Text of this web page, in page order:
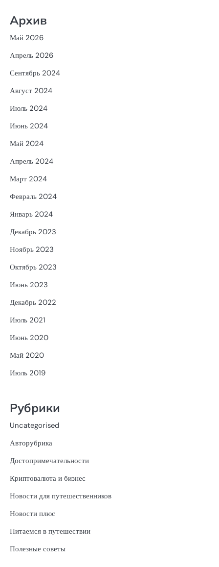
Архив
Май 2026
Апрель 2026
Сентябрь 2024
Август 2024
Июль 2024
Июнь 2024
Май 2024
Апрель 2024
Март 2024
Февраль 2024
Январь 2024
Декабрь 2023
Ноябрь 2023
Октябрь 2023
Июнь 2023
Декабрь 2022
Июль 2021
Июнь 2020
Май 2020
Июль 2019
Рубрики
Uncategorised
Авторубрика
Достопримечательности
Криптовалюта и бизнес
Новости для путешественников
Новости плюс
Питаемся в путешествии
Полезные советы